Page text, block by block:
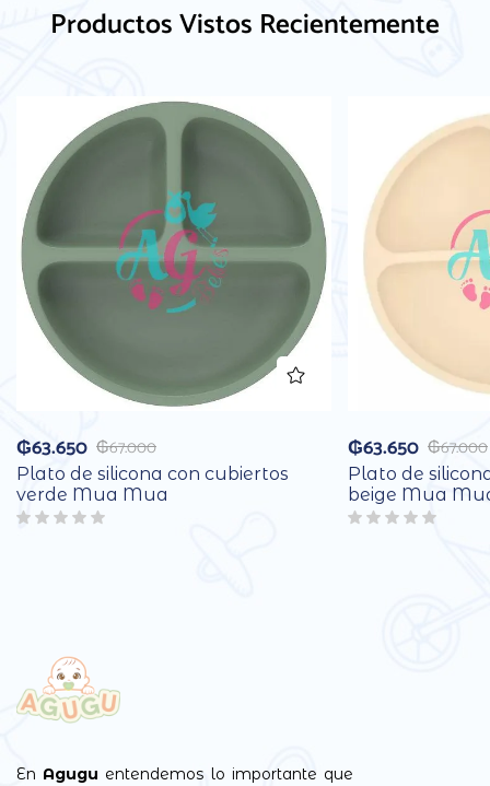
Productos Vistos Recientemente
₲67.000
₲63.650
Plato de silicona con cubiertos
verde Mua Mua
₲67.000
₲63.650
Plato de
beige Mua
En Agugu entendemos lo importante que